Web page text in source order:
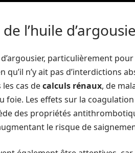
l’huile
particulièrement pour
n’y ait pas d’interdictions
cas decalculs rénaux, de
foie. Les effets sur la
des propriétés
le risque de